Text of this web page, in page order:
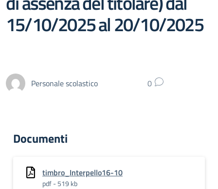
15/10/2025 al 20/10/2025
Personale scolastico 0
Documenti
timbro_Interpello16-10
pdf - 519 kb